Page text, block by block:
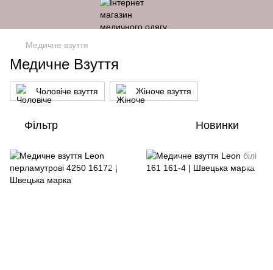
Медичне взуття
Медичне Взуття
Чоловіче взуття Жіноче взуття
Фільтр Новинки